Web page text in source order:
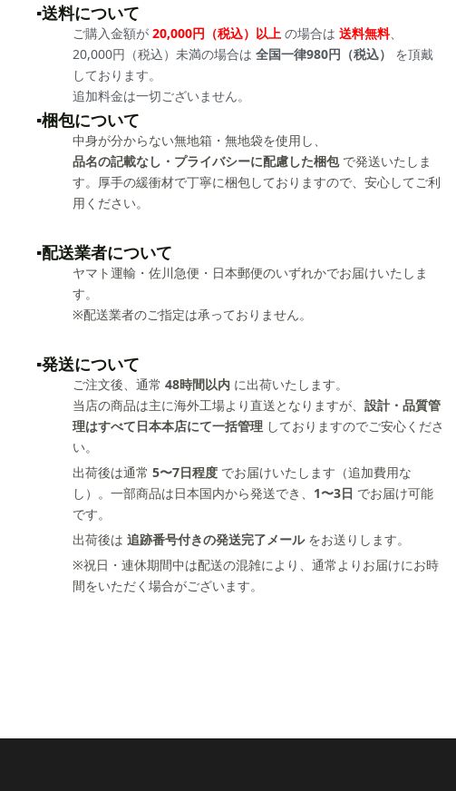
▪️送料について
ご購入金額が 20,000円（税込）以上 の場合は 送料無料、
20,000円（税込）未満の場合は 全国一律980円（税込）
を頂戴
しております。
追加料金は一切ございません。
▪️梱包について
中身が分からない無地箱・無地袋を使用し、
品名の記載なし・プライバシーに配慮した梱包で発送いたしま
す。厚手の緩衝材で丁寧に梱包しておりますので、安心してご利
用ください。
▪️配送業者について
ヤマト運輸・佐川急便・日本郵便のいずれかでお届けいたしま
す。
※配送業者のご指定は承っておりません。
▪️発送について
ご注文後、通常 48時間以内 に出荷いたします。
当店の商品は主に海外工場より直送となりますが、 設計・品質管
理はすべて日本本店にて一括管理 しておりますのでご安心くださ
い。
出荷後は通常 5〜7日程度 でお届けいたします（追加費用な
し）。一部商品は日本国内から発送でき、 1〜3日 でお届け可能
です。
出荷後は 追跡番号付きの発送完了メールをお送りします。
※祝日・連休期間中は配送の混雑により、通常よりお届けにお時
間をいただく場合がございます。